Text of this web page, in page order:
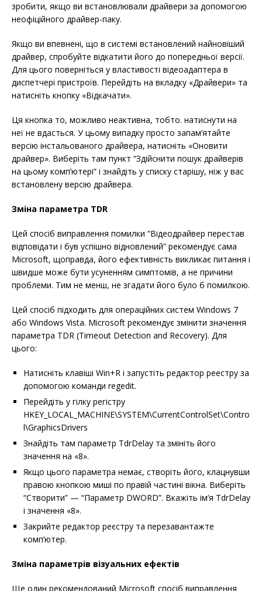
зробити, якщо ви встановлювали драйвери за допомогою
неофіційного драйвер-паку.
Якщо ви впевнені, що в системі встановлений найновіший
драйвер, спробуйте відкатити його до попередньої версії.
Для цього поверніться у властивості відеоадаптера в
диспетчері пристроїв. Перейдіть на вкладку «Драйвери» та
натисніть кнопку «Відкачати».
Ця кнопка то, можливо неактивна, тобто. натиснути на
неї не вдасться. У цьому випадку просто запам’ятайте
версію інстальованого драйвера, натисніть «Оновити
драйвер». Виберіть там пункт “Здійснити пошук драйверів
на цьому комп’ютері” і знайдіть у списку старішу, ніж у вас
встановлену версію драйвера.
Зміна параметра TDR
Цей спосіб виправлення помилки “Відеодрайвер перестав
відповідати і був успішно відновлений” рекомендує сама
Microsoft, щоправда, його ефективність викликає питання і
швидше може бути усуненням симптомів, а не причини
проблеми. Тим не менш, не згадати його було б помилкою.
Цей спосіб підходить для операційних систем Windows 7
або Windows Vista. Microsoft рекомендує змінити значення
параметра TDR (Timeout Detection and Recovery). Для
цього:
Натисніть клавіші Win+R і запустіть редактор реестру за
допомогою команди regedit.
Перейдіть у гілку регістру
HKEY_LOCAL_MACHINE\SYSTEM\CurrentControlSet\Contro
l\GraphicsDrivers
Знайдіть там параметр TdrDelay та змініть його
значення на «8».
Якщо цього параметра немає, створіть його, клацнувши
правою кнопкою миші по правій частині вікна. Виберіть
“Створити” — “Параметр DWORD”. Вкажіть ім’я TdrDelay
і значення «8».
Закрийте редактор реєстру та перезавантажте
комп’ютер.
Зміна параметрів візуальних ефектів
Ще один рекомендований Microsoft спосіб виправлення